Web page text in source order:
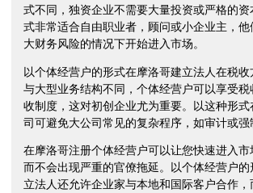
式不同，独资企业不需要大量投资或严格的
式非常适合自由职业者，顾问或小企业主，
大财务风险的情况下开始进入市场。
以个体经营户的形式在摩洛哥建立法人在税收
与大型业务结构不同，个体经营户可以享受
收制度，这对初创企业尤为重要。以这种形
司可避免大公司常见的复杂程序，如审计或强
在摩洛哥注册个体经营户可以让您快速进入市
而不会出现严重的官僚拖延。以个体经营户
立法人还允许企业家与本地和国际客户合作